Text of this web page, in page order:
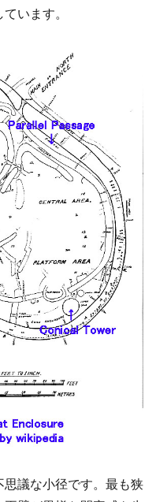
います。
議な小径です。最も狭